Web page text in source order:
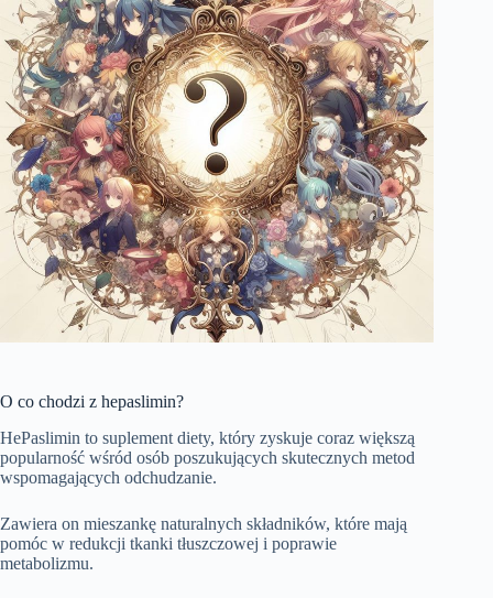
O co chodzi z hepaslimin?
HePaslimin to suplement diety, który zyskuje coraz większą
popularność wśród osób poszukujących skutecznych metod
wspomagających odchudzanie.
Zawiera on mieszankę naturalnych składników, które mają
pomóc w redukcji tkanki tłuszczowej i poprawie
metabolizmu.